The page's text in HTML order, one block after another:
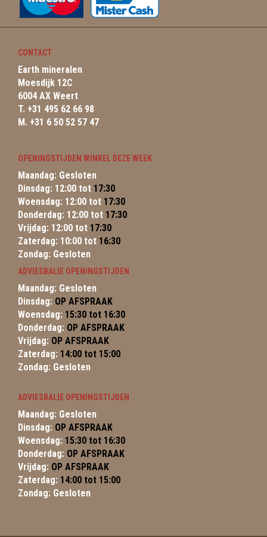
CONTACT
Earth mineralen
Moesdijk 12C
6004 AX Weert
T. +31 495 62 66 98
M. +31 6 50 52 57 47
OPENINGSTIJDEN WINKEL DEZE WEEK
Maandag: Gesloten
Dinsdag: 12:00 tot 17:30
Woensdag: 12:00 tot 17:30
Donderdag: 12:00 tot 17:30
Vrijdag: 12:00 tot 17:30
Zaterdag: 10:00 tot 16:30
Zondag: Gesloten
ADVIESBALIE OPENINGSTIJDEN
Maandag: Gesloten
Dinsdag: OP AFSPRAAK
Woensdag: 15:30 tot 16:30
Donderdag: OP AFSPRAAK
Vrijdag: OP AFSPRAAK
Zaterdag: 14:00 tot 15:00
Zondag: Gesloten
ADVIESBALIE OPENINGSTIJDEN
Maandag: Gesloten
Dinsdag: OP AFSPRAAK
Woensdag: 15:30 tot 16:30
Donderdag: OP AFSPRAAK
Vrijdag: OP AFSPRAAK
Zaterdag: 14:00 tot 15:00
Zondag: Gesloten